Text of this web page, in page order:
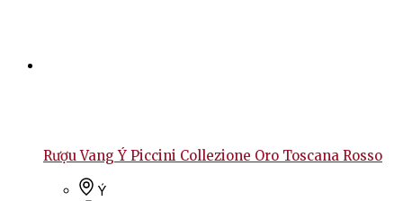
Rượu Vang Ý Piccini Collezione Oro Toscana Rosso
Ý